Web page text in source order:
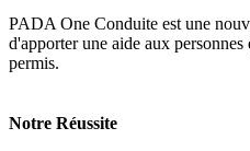
PADA One Conduite est une
d'apporter une aide aux
permis.
Notre Réussite